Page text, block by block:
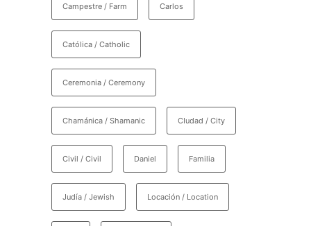
Campestre / Farm Carlos
Católica / Catholic
Ceremonia / Ceremony
Chamánica / Shamanic CIudad / City
Civil / Civil Daniel Familia
Judía / Jewish Locación / Location